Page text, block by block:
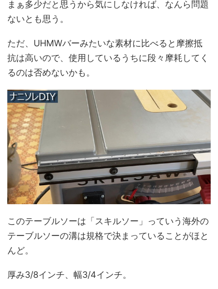
まぁ多少だと思うから気にしなければ、なんら問題
ないとも思う。
ただ、UHMWバーみたいな素材に比べると摩擦抵
抗は高いので、使用しているうちに段々摩耗してく
るのは否めないかも。
このテーブルソーは「スキルソー」っていう海外の
テーブルソーの溝は規格で決まっていることがほと
んど。
厚み3/8インチ、幅3/4インチ。